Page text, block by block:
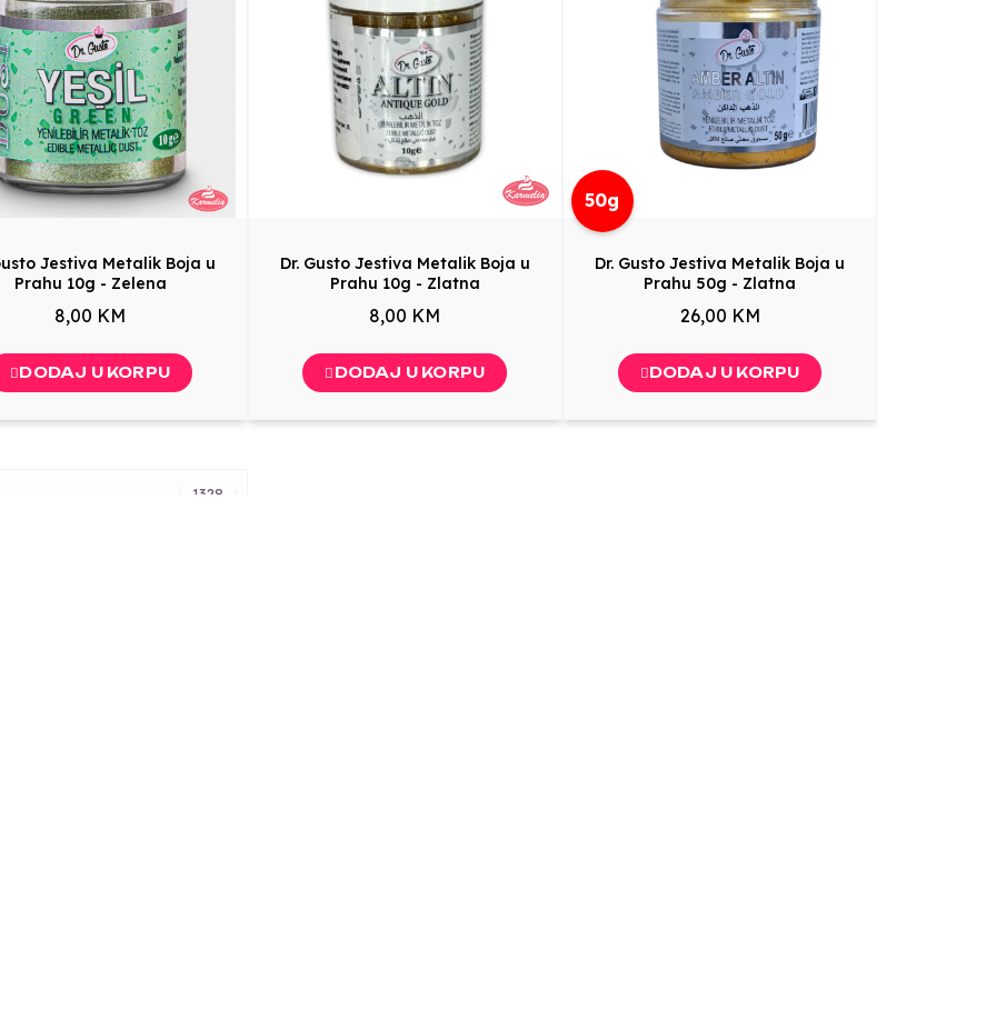
Jestiva Metalik Boja u
Prahu 10g - Zelena
8,00 KM
DODAJ U KORPU
Dr. Gusto Jestiva Metalik Boja u
Prahu 10g - Zlatna
8,00 KM
DODAJ U KORPU
50g
Dr. Gusto Jestiva Metalik Boja u
Prahu 50g - Zlatna
26,00 KM
DODAJ U KORPU
1328